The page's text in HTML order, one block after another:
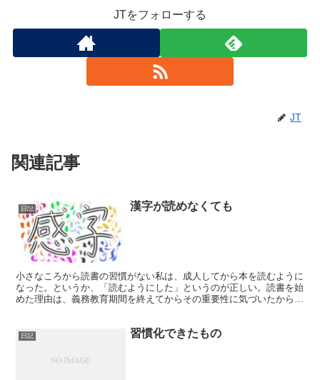
JTをフォローする
JT
関連記事
日記 漢字が読めなくても
小さなころから読書の習慣がない私は、成人してから本を読むように
なった。というか、「読むようにした」というのが正しい。読書を始
めた理由は、義務教育期間を終えてからその重要性に気づいたから
日記 習慣化できたもの